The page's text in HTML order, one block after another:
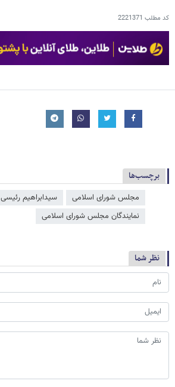
کد مطلب 2221371
برچسب‌ها
مجلس شورای اسلامی
سیدابراهیم رئیسی
نمایندگان مجلس شورای اسلامی
نظر شما